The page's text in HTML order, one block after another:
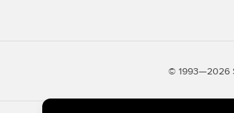
устройств
© 1993—2026